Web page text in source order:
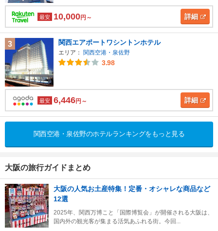
最安 10,000円～ 詳細
3 関西エアポートワシントンホテル
エリア： 関西空港・泉佐野
3.98
最安 6,446円～ 詳細
関西空港・泉佐野のホテルランキングをもっと見る
大阪の旅行ガイドまとめ
大阪の人気お土産特集！定番・オシャレな商品など
12選
2025年、関西万博こと「国際博覧会」が開催される大阪は、
国内外の観光客が集まる活気あふれる街。今回...